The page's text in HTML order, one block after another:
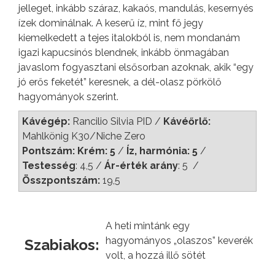
jelleget, inkább száraz, kakaós, mandulás, kesernyés
ízek dominálnak. A keserű íz, mint fő jegy
kiemelkedett a tejes italokból is, nem mondanám
igazi kapucsínós blendnek, inkább önmagában
javaslom fogyasztani elsősorban azoknak, akik “egy
jó erős feketét” keresnek, a dél-olasz pörkölő
hagyományok szerint.
Kávégép: Rancilio Silvia PID / Kávéőrlő:
Mahlkönig K30/Niche Zero
Pontszám: Krém: 5 / Íz, harmónia: 5 /
Testesség: 4,5 / Ár-érték arány: 5 /
Összpontszám: 19,5
Szabiakos:
A heti mintánk egy
hagyományos „olaszos” keverék
volt, a hozzá illő sötét